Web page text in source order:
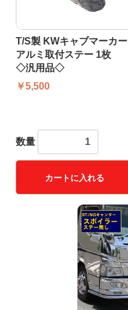
T/S製 KWキャブマーカー
アルミ取付ステー 1枚
◇汎用品◇
￥5,500
数量
カートに入れる